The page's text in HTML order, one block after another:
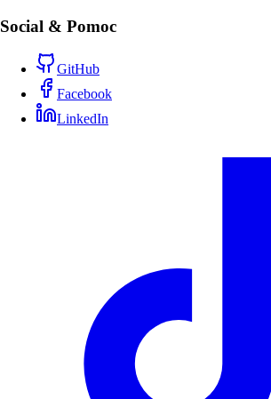
Social & Pomoc
GitHub
Facebook
LinkedIn